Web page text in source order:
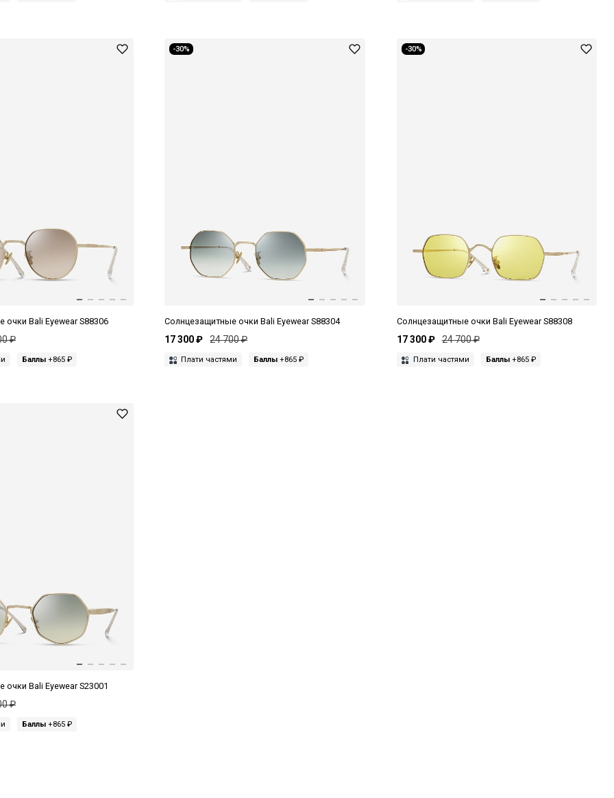
Bali Eyewear S88306
₽
Баллы +865 ₽
-30%
Солнцезащитные очки Bali Eyewear S88304
17 300 ₽ 24 700 ₽
Плати частями Баллы +865 ₽
-30%
Солнцезащитные очки Bali Eyewear S88308
17 300 ₽ 24 700 ₽
Плати частями Баллы+865 ₽
Bali Eyewear S23001
₽
Баллы +865 ₽